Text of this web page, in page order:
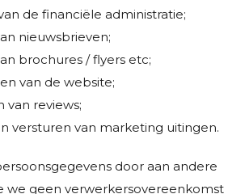
de financiële administratie;
nieuwsbrieven;
brochures / flyers etc;
van de website;
van reviews;
versturen van marketing uitingen.
door aan andere
we geen verwerkersovereenkomst